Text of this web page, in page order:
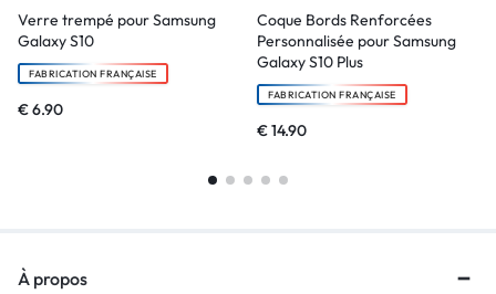
Verre trempé pour Samsung
Galaxy S10
FABRICATION FRANÇAISE
€6.90
Coque Bords Renforcées
Personnalisée pour Samsung
Galaxy S10 Plus
FABRICATION FRANÇAISE
€14.90
À propos